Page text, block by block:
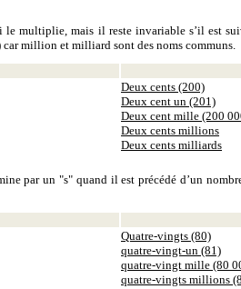
le multiplie, mais il reste invariable s’il est
million et milliard sont des noms communs.
Deux cents (200)
Deux cent un (201)
Deux cent mille (200
Deux cents millions
Deux cents milliards
par un "s" quand il est précédé d’un
Quatre-vingts (80)
quatre-vingt-un (81)
quatre-vingt mille (80
quatre-vingts millions